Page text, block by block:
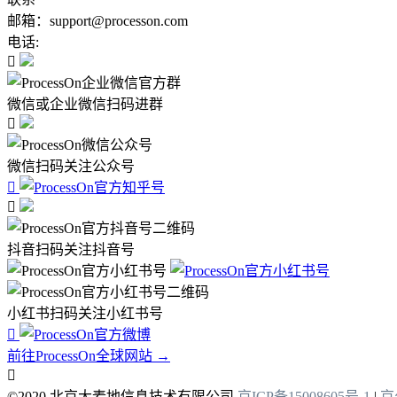
邮箱：support@processon.com
电话:

微信或企业微信扫码进群

微信扫码关注公众号


抖音扫码关注抖音号
小红书扫码关注小红书号

前往ProcessOn全球网站 →
